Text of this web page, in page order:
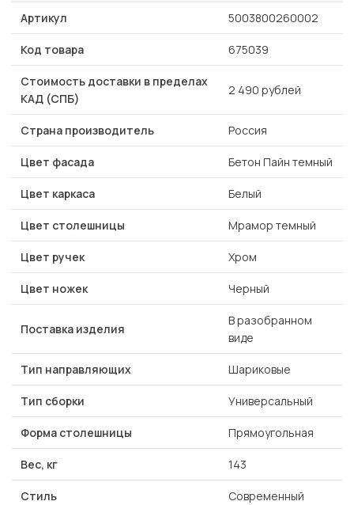
Артикул 5003800260002
Код товара 675039
Стоимость доставки в пределах
КАД (СПБ)
2 490 рублей
Страна производитель Россия
Цвет фасада Бетон Пайн темный
Цвет каркаса Белый
Цвет столешницы Мрамор темный
Цвет ручек Хром
Цвет ножек Черный
Поставка изделия
В разобранном
виде
Тип направляющих Шариковые
Тип сборки Универсальный
Форма столешницы Прямоугольная
Вес, кг 143
Стиль Современный